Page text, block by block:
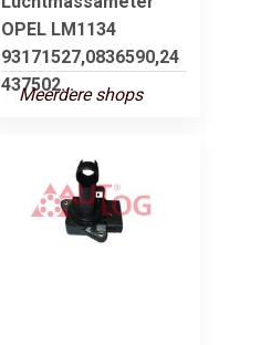
OPEL LM1134
93171527,0836590,24
437502...
Meerdere shops